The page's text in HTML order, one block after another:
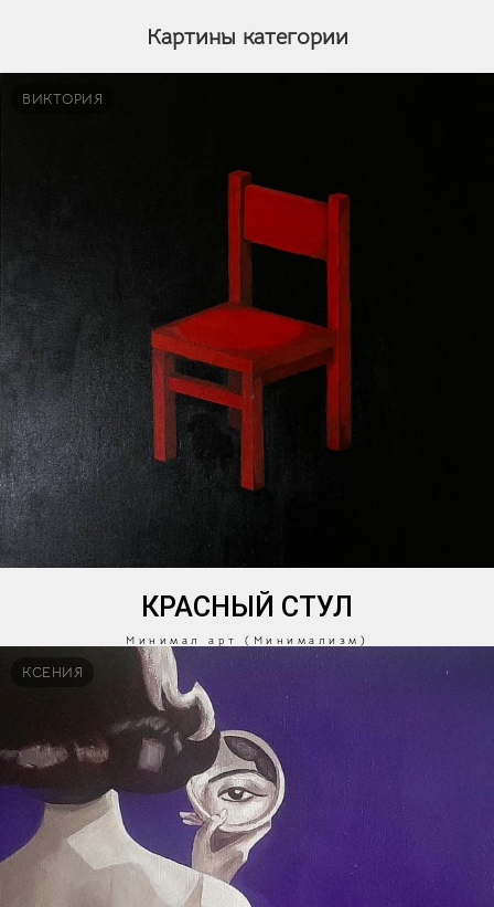
Картины категории
ВИКТОРИЯ
КРАСНЫЙ СТУЛ
Минимал арт (Минимализм)
КСЕНИЯ